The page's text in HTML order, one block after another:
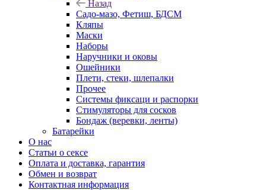
Назад
Садо-мазо, Фетиш, БДСМ
Кляпы
Маски
Наборы
Наручники и оковы
Ошейники
Плети, стеки, шлепалки
Прочее
Системы фиксаци и распорки
Стимуляторы для сосков
Бондаж (веревки, ленты)
Батарейки
О нас
Статьи о сексе
Оплата и доставка, гарантия
Обмен и возврат
Контактная информация